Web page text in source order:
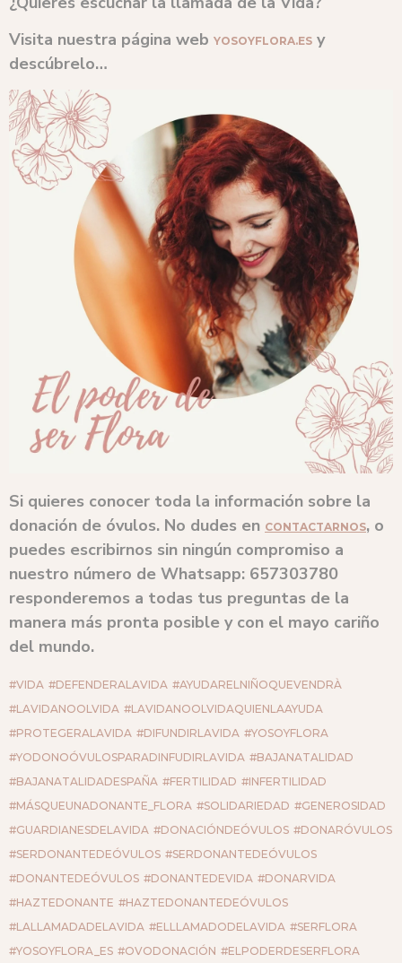
Visita nuestra página web YOSOYFLORA.ES y
descúbrelo…
Si quieres conocer toda la información sobre la
donación de óvulos. No dudes en CONTACTARNOS, o
puedes escribirnos sin ningún compromiso a
nuestro número de Whatsapp: 657303780
responderemos a todas tus preguntas de la
manera más pronta posible y con el mayo cariño
del mundo.
#VIDA #DEFENDERALAVIDA #AYUDARELNIÑOQUEVENDRÀ
#LAVIDANOOLVIDA #LAVIDANOOLVIDAQUIENLAAYUDA
#PROTEGERALAVIDA #DIFUNDIRLAVIDA #YOSOYFLORA
#YODONOÓVULOSPARADINFUDIRLAVIDA #BAJANATALIDAD
#BAJANATALIDADESPAÑA #FERTILIDAD #INFERTILIDAD
#MÁSQUEUNADONANTE_FLORA #SOLIDARIEDAD #GENEROSIDAD
#GUARDIANESDELAVIDA #DONACIÓNDEÓVULOS #DONARÓVULOS
#SERDONANTEDEÓVULOS #SERDONANTEDEÓVULOS
#DONANTEDEÓVULOS #DONANTEDEVIDA #DONARVIDA
#HAZTEDONANTE #HAZTEDONANTEDEÓVULOS
#LALLAMADADELAVIDA #ELLLAMADODELAVIDA #SERFLORA
#YOSOYFLORA_ES #OVODONACIÓN #ELPODERDESERFLORA